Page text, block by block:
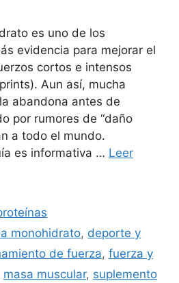
es uno de los
evidencia para mejorar el
cortos e intensos
Aun así, mucha
abandona antes de
por rumores de “daño
a todo el mundo.
es informativa … Leer
monohidrato, deporte y
de fuerza, fuerza y
masa muscular, suplemento